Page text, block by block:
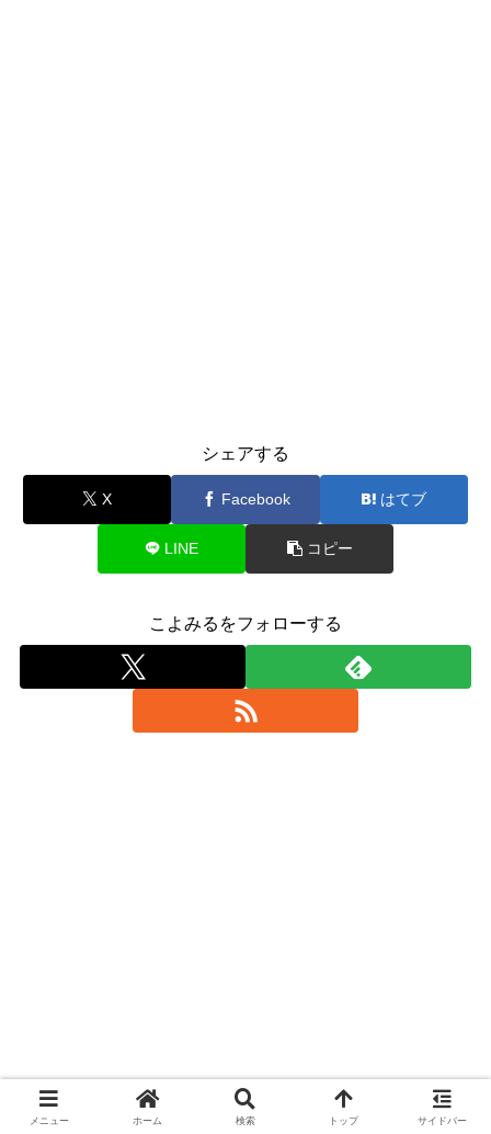
シェアする
X Facebook はてブ
LINE コピー
こよみるをフォローする
メニュー ホーム 検索 トップ サイドバー